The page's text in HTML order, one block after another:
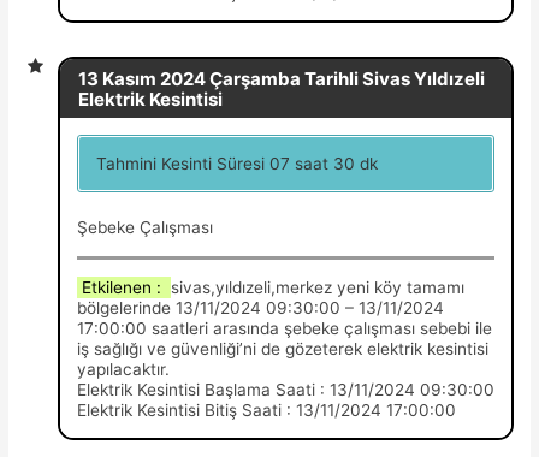
13 Kasım 2024 Çarşamba Tarihli Sivas Yıldızeli
Elektrik Kesintisi
Tahmini Kesinti Süresi 07 saat 30 dk
Şebeke Çalışması
Etkilenen : sivas,yıldızeli,merkez yeni köy tamamı
bölgelerinde 13/11/2024 09:30:00 – 13/11/2024
17:00:00 saatleri arasında şebeke çalışması sebebi ile
iş sağlığı ve güvenliği’ni de gözeterek elektrik kesintisi
yapılacaktır.
Elektrik Kesintisi Başlama Saati : 13/11/2024 09:30:00
Elektrik Kesintisi Bitiş Saati : 13/11/2024 17:00:00